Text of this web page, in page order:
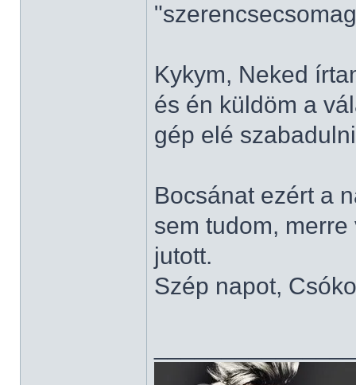
Kykym, Neked
és én küldöm a
gép elé
Bocsánat ezért a
sem tudom,
jutott.
Szép napot,